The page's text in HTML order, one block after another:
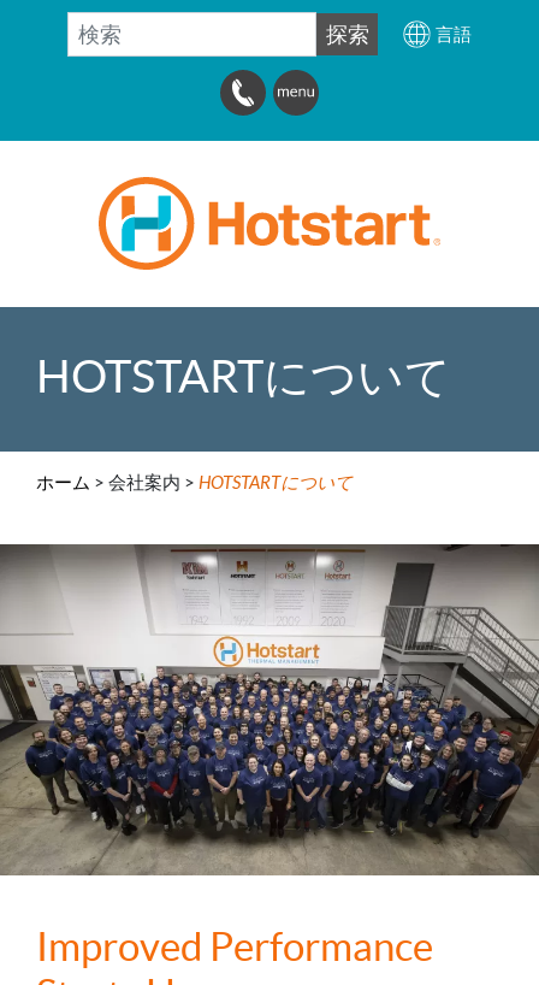
検索 探索 言語
HOTSTARTについて
ホーム > 会社案内 > HOTSTARTについて
Improved Performance